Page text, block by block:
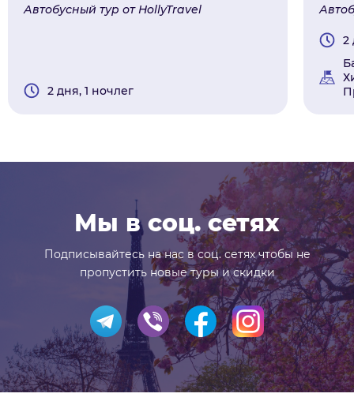
Автобусный тур от HollyTravel
2 дня, 1 ночлег
2
Мы в соц. сетях
Подписывайтесь на нас в соц. сетях чтобы не
пропустить новые туры и скидки